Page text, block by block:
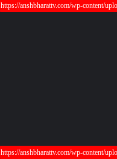
https://anshbharattv.com/wp-content/
https://anshbharattv.com/wp-content/